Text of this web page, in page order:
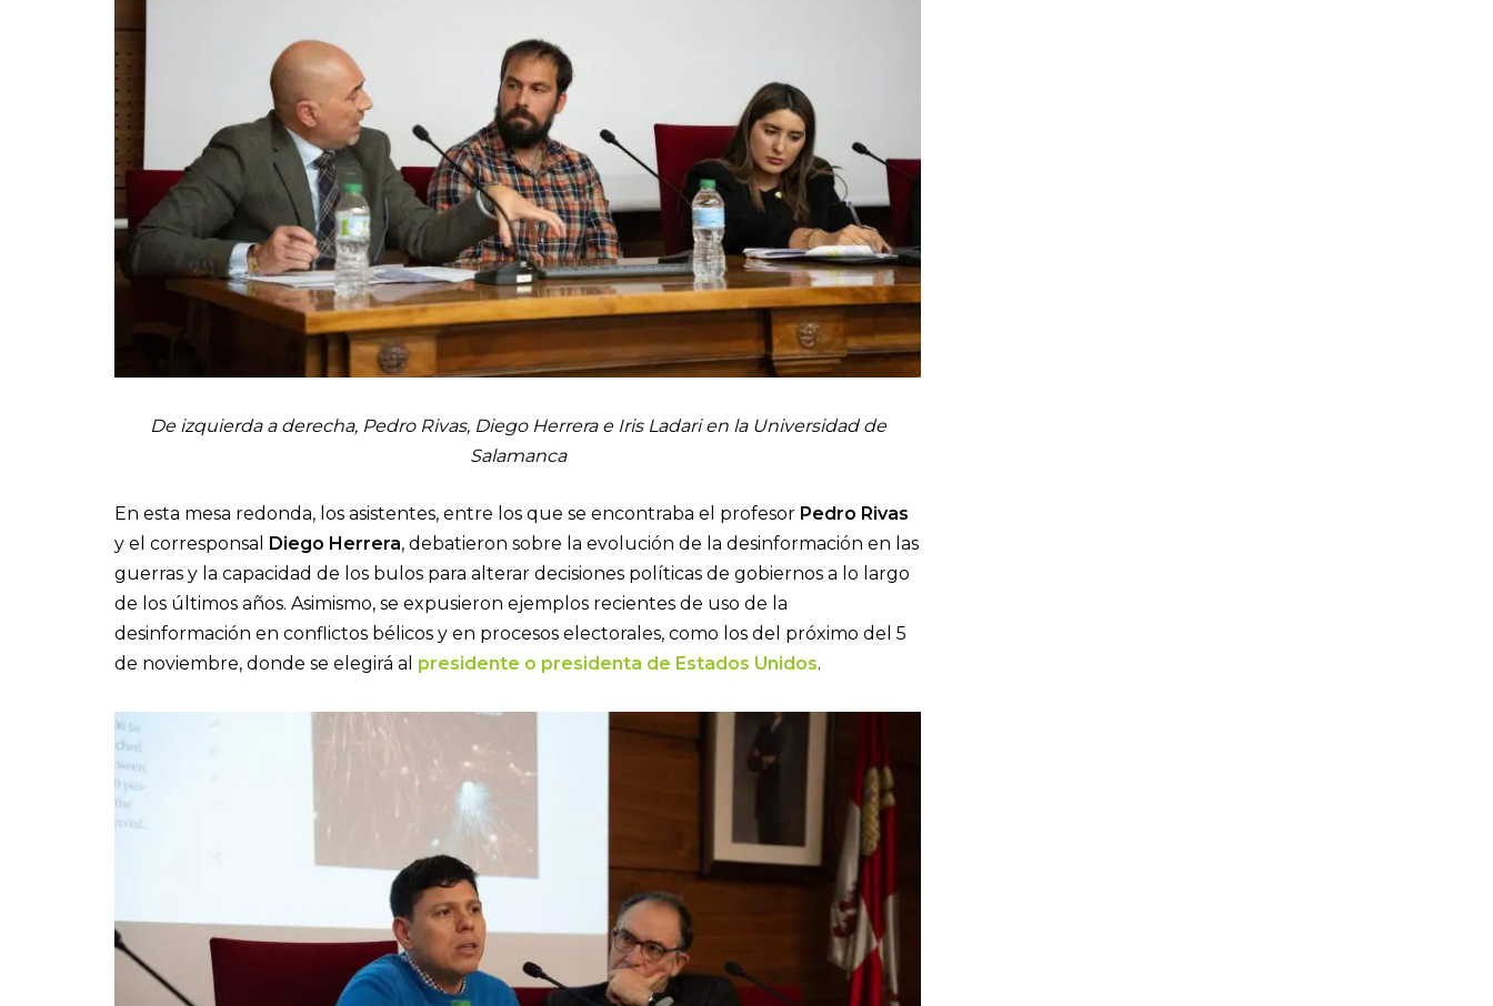
De izquierda a derecha, Pedro Rivas, Diego Herrera e Iris Ladari en la Universidad de
Salamanca
En esta mesa redonda, los asistentes, entre los que se encontraba el profesor Pedro Rivas
y el corresponsal Diego Herrera, debatieron sobre la evolución de la desinformación en las
guerras y la capacidad de los bulos para alterar decisiones políticas de gobiernos a lo largo
de los últimos años. Asimismo, se expusieron ejemplos recientes de uso de la
desinformación en conflictos bélicos y en procesos electorales, como los del próximo del 5
de noviembre, donde se elegirá al presidente o presidenta de Estados Unidos.